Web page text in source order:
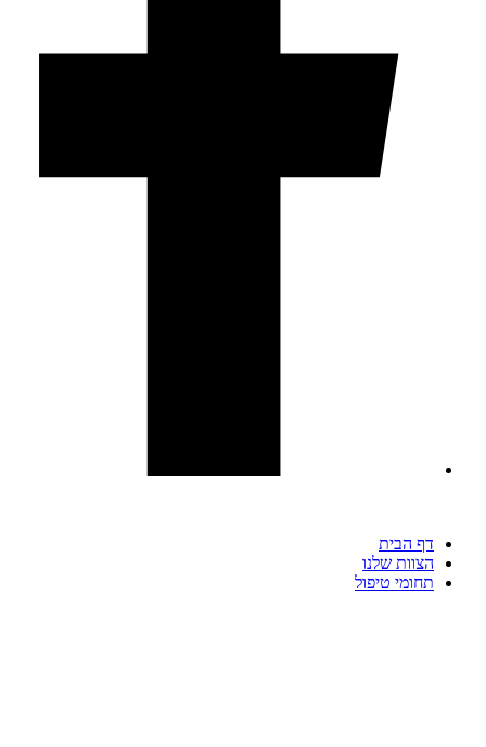
דף הבית
הצוות שלנו
תחומי טיפול